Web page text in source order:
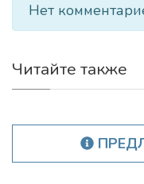
Нет
Читайте также